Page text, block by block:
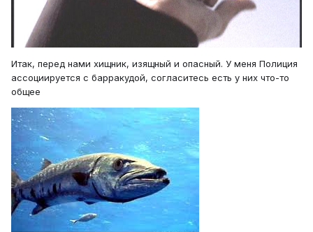
Итак, перед нами хищник, изящный и опасный. У меня Полиция
ассоциируется с барракудой, согласитесь есть у них что-то
общее